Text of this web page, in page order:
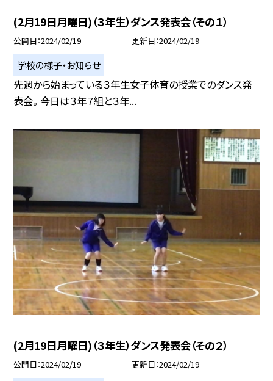
(2月19日月曜日)（３年生）ダンス発表会（その１）
公開日 2024/02/19 更新日 2024/02/19
学校の様子・お知らせ
先週から始まっている３年生女子体育の授業でのダンス発
表会。 今日は３年７組と３年...
(2月19日月曜日)（３年生）ダンス発表会（その２）
公開日 2024/02/19 更新日 2024/02/19